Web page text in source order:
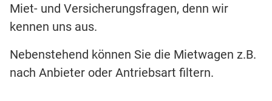
Miet- und Versicherungsfragen, denn wir
kennen uns aus.
Nebenstehend können Sie die Mietwagen z.B.
nach Anbieter oder Antriebsart filtern.